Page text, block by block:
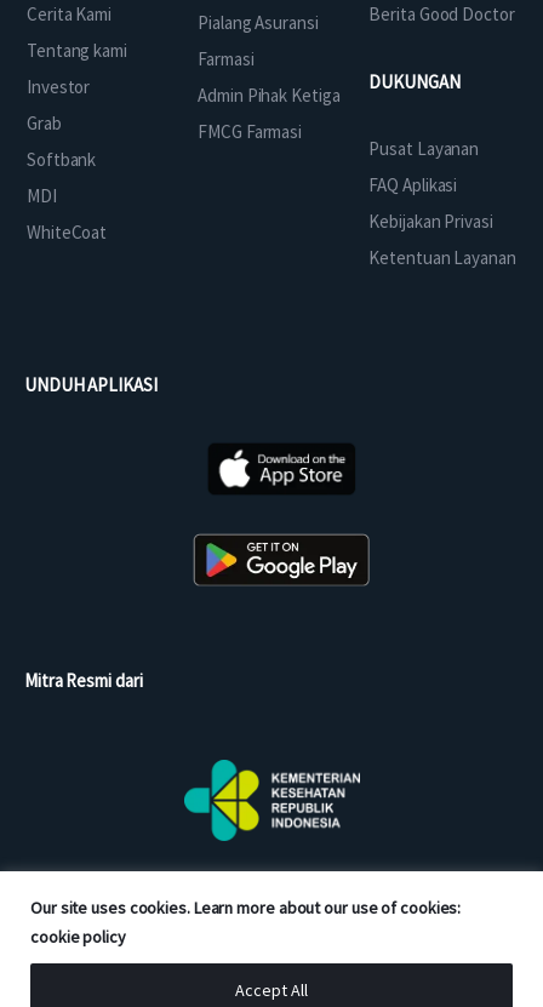
Our site uses cookies. Learn more about our use of cookies:
cookie policy
Accept All
Cerita Kami
Tentang kami
Investor
Grab
Softbank
MDI
WhiteCoat
Pialang Asuransi
Farmasi
Admin Pihak Ketiga
FMCG Farmasi
Berita Good Doctor
DUKUNGAN
Pusat Layanan
FAQ Aplikasi
Kebijakan Privasi
Ketentuan Layanan
UNDUH APLIKASI
Mitra Resmi dari
Copyright © 2026 Good Doctor. All rights reserved.